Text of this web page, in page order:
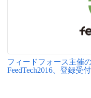
フィードフォース主催
FeedTech2016、登録受